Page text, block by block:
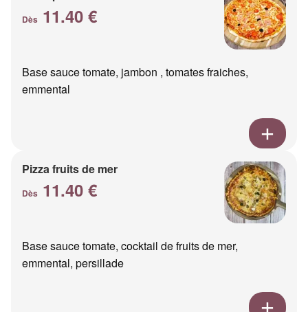
Dès 11.40 €
Base sauce tomate, jambon , tomates fraiches,
emmental
Pizza fruits de mer
Dès 11.40 €
Base sauce tomate, cocktail de fruits de mer,
emmental, persillade